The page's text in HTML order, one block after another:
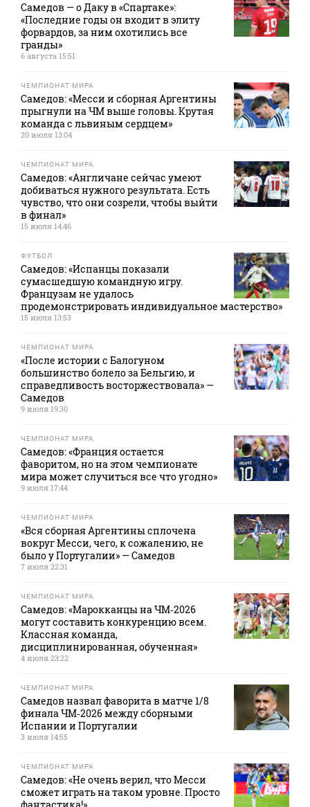
Самедов — о Даку в «Спартаке»:
«Последние годы он входит в элиту
форвардов, за ним охотились все
гранды»
6 августа 15:51
ЧЕМПИОНАТ МИРА
Самедов: «Месси и сборная Аргентины
прыгнули на ЧМ выше головы. Крутая
команда с львиным сердцем»
20 июля 13:04
ЧЕМПИОНАТ МИРА
Самедов: «Англичане сейчас умеют
добиваться нужного результата. Есть
чувство, что они созрели, чтобы выйти
в финал»
15 июля 14:46
ФУТБОЛ
Самедов: «Испанцы показали
сумасшедшую командную игру.
Французам не удалось
продемонстрировать индивидуальное мастерство»
15 июля 13:53
ЧЕМПИОНАТ МИРА
«После истории с Балогуном
большинство болело за Бельгию, и
справедливость восторжествовала» —
Самедов
9 июля 19:30
ЧЕМПИОНАТ МИРА
Самедов: «Франция остается
фаворитом, но на этом чемпионате
мира может случиться все что угодно»
9 июля 17:44
ЧЕМПИОНАТ МИРА
«Вся сборная Аргентины сплочена
вокруг Месси, чего, к сожалению, не
было у Португалии» — Самедов
7 июля 22:31
ЧЕМПИОНАТ МИРА
Самедов: «Марокканцы на ЧМ‑2026
могут составить конкуренцию всем.
Классная команда,
дисциплинированная, обученная»
4 июля 23:22
ЧЕМПИОНАТ МИРА
Самедов назвал фаворита в матче 1/8
финала ЧМ‑2026 между сборными
Испании и Португалии
3 июля 14:55
ЧЕМПИОНАТ МИРА
Самедов: «Не очень верил, что Месси
сможет играть на таком уровне. Просто